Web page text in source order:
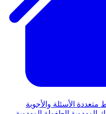
والأجوبة